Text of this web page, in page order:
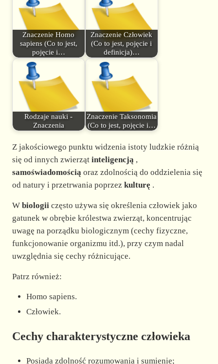
Znaczenie Homo
sapiens (Co to jest,
pojęcie i…
Znaczenie Człowiek
(Co to jest, pojęcie i
definicja)…
Rodzaje nauki -
Znaczenia
Znaczenie Taksonomia
(Co to jest, pojęcie i…
Z jakościowego punktu widzenia istoty ludzkie różnią
się od innych zwierząt inteligencją,
samoświadomościąoraz zdolnością do oddzielenia się
od natury i przetrwania poprzez kulturę .
W biologiiczęsto używa się określenia człowiek jako
gatunek w obrębie królestwa zwierząt, koncentrując
uwagę na porządku biologicznym (cechy fizyczne,
funkcjonowanie organizmu itd.), przy czym nadal
uwzględnia się cechy różnicujące.
Patrz również:
Homo sapiens.
Człowiek.
Cechy charakterystyczne człowieka
Posiada zdolność rozumowania i sumienie;